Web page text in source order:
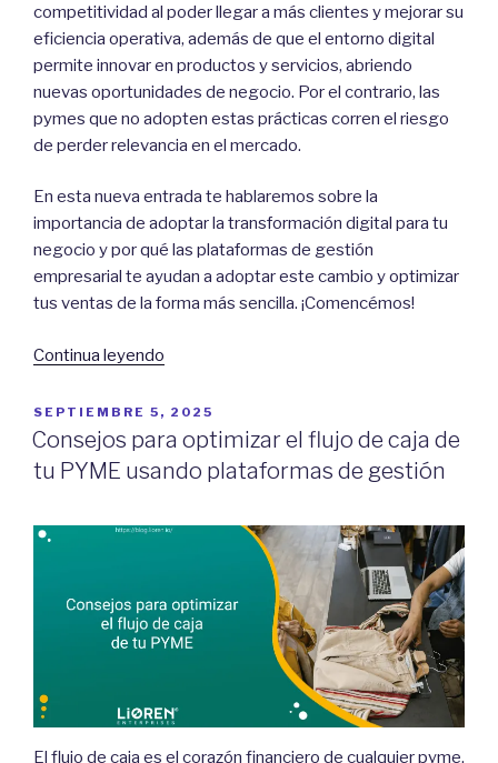
competitividad al poder llegar a más clientes y mejorar su
eficiencia operativa, además de que el entorno digital
permite innovar en productos y servicios, abriendo
nuevas oportunidades de negocio. Por el contrario, las
pymes que no adopten estas prácticas corren el riesgo
de perder relevancia en el mercado.
En esta nueva entrada te hablaremos sobre la
importancia de adoptar la transformación digital para tu
negocio y por qué las plataformas de gestión
empresarial te ayudan a adoptar este cambio y optimizar
tus ventas de la forma más sencilla. ¡Comencémos!
Continua leyendo
las
PYMEs
deben
adoptar
transformación
2025?”
POSTED
ON
SEPTIEMBRE 5, 2025
Consejos para optimizar el flujo de caja de
tu PYME usando plataformas de gestión
El flujo de caja es el corazón financiero de cualquier pyme,